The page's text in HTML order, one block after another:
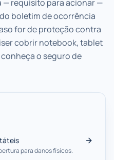
— requisito para acionar —
boletim de ocorrência
for de proteção contra
cobrir notebook, tablet
o seguro de
para danos físicos.